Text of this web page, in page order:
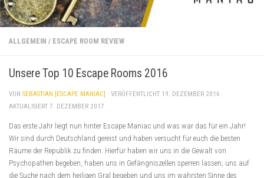
ALLGEMEIN / ESCAPE ROOM REVIEW
Unsere Top 10 Escape Rooms 2016
VON SEBASTIAN [ESCAPE MANIAC] · VERÖFFENTLICHT 19. DEZEMBER 2016 ·
AKTUALISIERT 7. DEZEMBER 2017
Das erste Jahr liegt nun hinter Escape Maniac und was war das für ein Jahr!
Wir sind durch Deutschland gereist und haben versucht für euch die besten
Räume der Republik zu finden. Hierfür haben wir uns in die Gewalt von
Psychopathen begeben, haben uns in Gefängniszellen sperren lassen, uns auf
die Suche nach dem heiligen Gral begeben und uns im wahrsten Sinne des